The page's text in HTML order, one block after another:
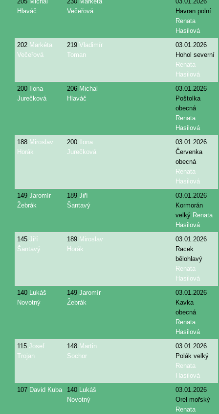
Hlaváč
Večeřová
Havran polní
Renata
Hasilová
202 Markéta
Večeřová
219 Vladimír
Toman
03.01.2026
Hohol severní
Renata
Hasilová
200
Ilona
Jurečková
206 Michal
Hlaváč
03.01.2026
Poštolka
obecná
Renata
Hasilová
188 Miroslav
Horák
200
Ilona
Jurečková
03.01.2026
Červenka
obecná
Renata
Hasilová
149 Jaromír
Žebrák
189 Jiří
Šantavý
03.01.2026
Kormorán
velký Renata
Hasilová
145 Jiří
Šantavý
189 Miroslav
Horák
03.01.2026
Racek
bělohlavý
Renata
Hasilová
140 Lukáš
Novotný
149 Jaromír
Žebrák
03.01.2026
Kavka
obecná
Renata
Hasilová
115 Josef
Trojan
148 Martin
Sochor
03.01.2026
Polák velký
Renata
Hasilová
107 David Kuba 140 Lukáš
Novotný
03.01.2026
Orel mořský
Renata